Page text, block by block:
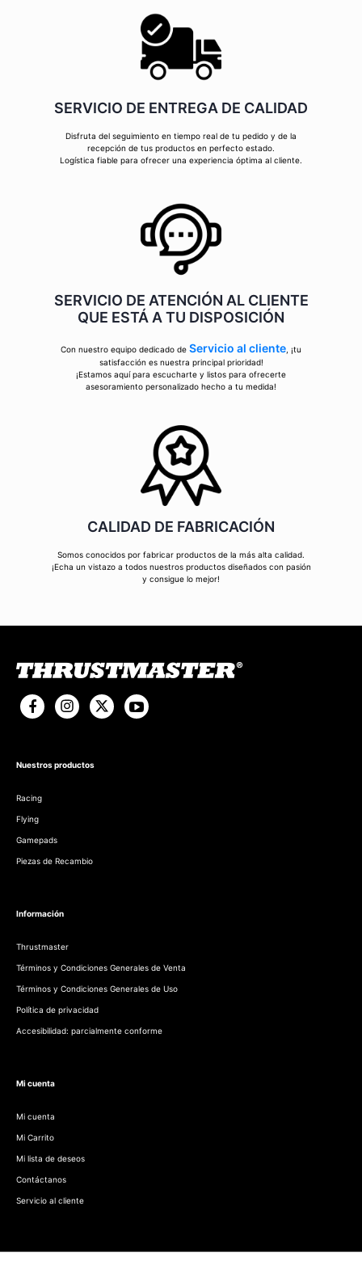
SERVICIO DE ENTREGA DE CALIDAD
Disfruta del seguimiento en tiempo real de tu pedido y de la
recepción de tus productos en perfecto estado.
Logística fiable para ofrecer una experiencia óptima al cliente.
SERVICIO DE ATENCIÓN AL CLIENTE
QUE ESTÁ A TU DISPOSICIÓN
Con nuestro equipo dedicado de Servicio al cliente , ¡tu
satisfacción es nuestra principal prioridad!
¡Estamos aquí para escucharte y listos para ofrecerte
asesoramiento personalizado hecho a tu medida!
CALIDAD DE FABRICACIÓN
Somos conocidos por fabricar productos de la más alta calidad.
¡Echa un vistazo a todos nuestros productos diseñados con pasión
y consigue lo mejor!
Nuestros productos
Racing
Flying
Gamepads
Piezas de Recambio
Información
Thrustmaster
Términos y Condiciones Generales de Venta
Términos y Condiciones Generales de Uso
Política de privacidad
Accesibilidad: parcialmente conforme
Mi cuenta
Mi cuenta
Mi Carrito
Mi lista de deseos
Contáctanos
Servicio al cliente